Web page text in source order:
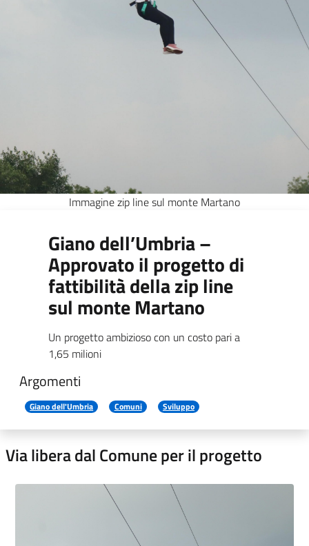
Immagine zip line sul monte Martano
Giano dell’Umbria –
Approvato il progetto di
fattibilità della zip line
sul monte Martano
Un progetto ambizioso con un costo pari a
1,65 milioni
Argomenti
Giano dell'Umbria Comuni Sviluppo
Via libera dal Comune per il progetto